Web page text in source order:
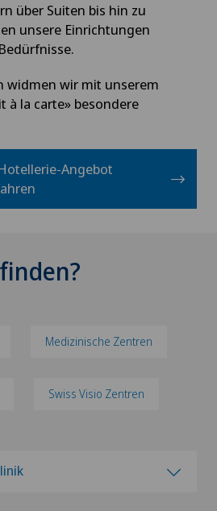
über Suiten bis hin zu
unsere Einrichtungen
widmen wir mit unserem
à la carte» besondere
Angebot
Medizinische Zentren
Swiss Visio Zentren